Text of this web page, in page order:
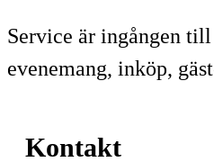
Service är ingången
evenemang, inköp,
Kontakt